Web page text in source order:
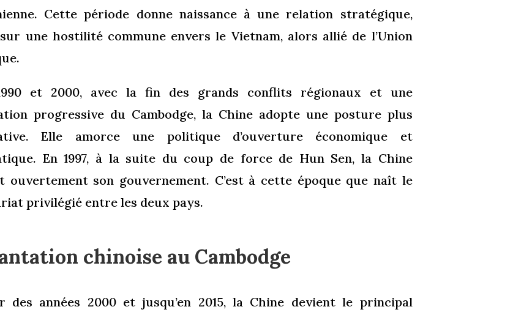
Cette période donne naissance à une relation stratégique,
une hostilité commune envers le Vietnam, alors allié de l’Union
et 2000, avec la fin des grands conflits régionaux et une
progressive du Cambodge, la Chine adopte une posture plus
Elle amorce une politique d’ouverture économique et
En 1997, à la suite du coup de force de Hun Sen, la Chine
ouvertement son gouvernement. C’est à cette époque que naît le
privilégié entre les deux pays.
chinoise au Cambodge
des années 2000 et jusqu’en 2015, la Chine devient le principal